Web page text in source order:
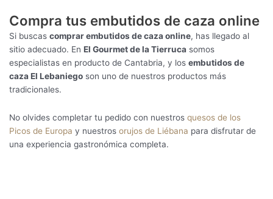
Compra tus embutidos de caza online
Si buscas comprar embutidos de caza online, has llegado al
sitio adecuado. En El Gourmet de la Tierruca somos
especialistas en producto de Cantabria, y los embutidos de
caza El Lebaniego son uno de nuestros productos más
tradicionales.
No olvides completar tu pedido con nuestros quesos de los
Picos de Europa y nuestros orujos de Liébana para disfrutar de
una experiencia gastronómica completa.